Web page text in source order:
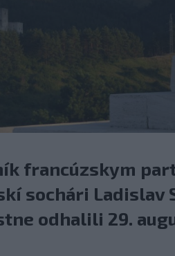
francúzskym
sochári Ladislav
odhalili 29.